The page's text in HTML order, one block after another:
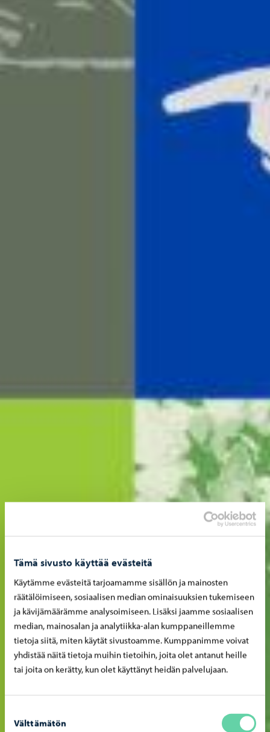
Tämä sivusto käyttää evästeitä
Käytämme evästeitä tarjoamamme sisällön ja mainosten
räätälöimiseen, sosiaalisen median ominaisuuksien tukemiseen
ja kävijämäärämme analysoimiseen. Lisäksi jaamme sosiaalisen
median, mainosalan ja analytiikka-alan kumppaneillemme
tietoja siitä, miten käytät sivustoamme. Kumppanimme voivat
yhdistää näitä tietoja muihin tietoihin, joita olet antanut heille
tai joita on kerätty, kun olet käyttänyt heidän palvelujaan.
valinta
Välttämätön